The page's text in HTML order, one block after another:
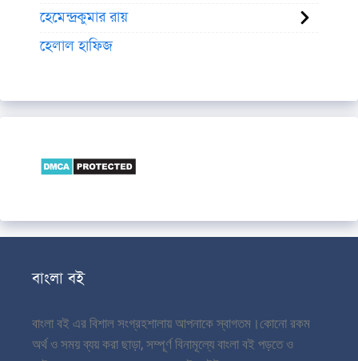
হেমেন্দ্রকুমার রায়
হেলাল হাফিজ
বাংলা বই
বাংলা বই এর বিশাল সংগ্রহশালায় আপনাকে স্বাগতম।কোনো রকম
অর্থ ও সময় ব্যয় করা ছাড়া, সম্পূর্ণ বিনামূল্যে বাংলা বই পড়তে ও